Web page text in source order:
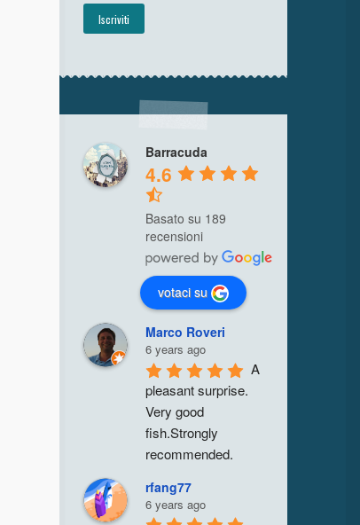
Barracuda
4.6
Basato su 189
recensioni
votaci su
Marco Roveri
6 years ago
A
pleasant surprise.
Very good
fish.Strongly
recommended.
rfang77
6 years ago